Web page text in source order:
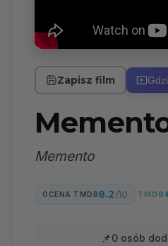
Zapisz film
Memento
OCENA TMDB8.2 /10
📌0 osób